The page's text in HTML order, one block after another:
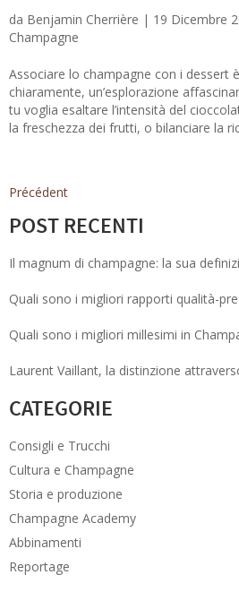
da Benjamin Cherrière | 19 Dicembre
Champagne
Associare lo champagne con i dessert
chiaramente, un’esplorazione
tu voglia esaltare l’intensità del
la freschezza dei frutti, o bilanciare la
Précédent
POST RECENTI
Il magnum di champagne: la sua
Quali sono i migliori rapporti qualità-
Quali sono i migliori millesimi in
Laurent Vaillant, la distinzione
CATEGORIE
Consigli e Trucchi
Cultura e Champagne
Storia e produzione
Champagne Academy
Abbinamenti
Reportage